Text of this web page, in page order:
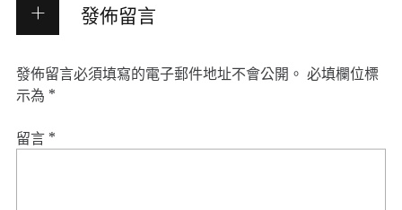
發佈留言
發佈留言必須填寫的電子郵件地址不會公開。 必填欄位標
示為 *
留言 *